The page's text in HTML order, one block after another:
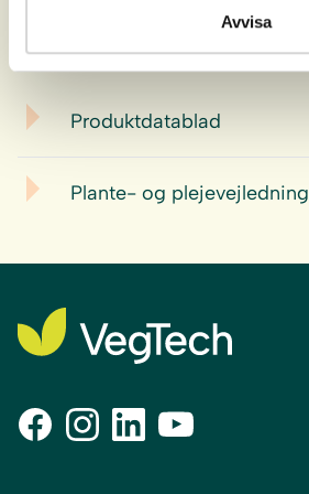
Avvisa
Download
Produktdatablad
Plante- og plejevejledning